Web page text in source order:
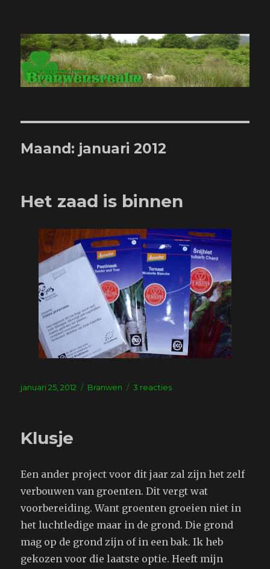
Branwensrealm.com
Maand: januari 2012
Het zaad is binnen
Geplaatst
januari 25, 2012 Tags
Branwen 3 reactiesop
Klusje
Een ander project voor dit jaar zal zijn het zelf
verbouwen van groenten. Dit vergt wat
voorbereiding. Want groenten groeien niet in
het luchtledige maar in de grond. Die grond
mag op de grond zijn of in een bak. Ik heb
gekozen voor die laatste optie. Heeft mijn